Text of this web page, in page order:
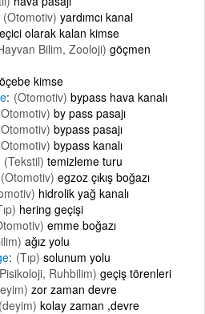
(Otomotiv) yardımcı kanal
olarak kalan kimse
Bilim, Zooloji) göçmen
kimse
(Otomotiv) bypass hava kanalı
by pass pasajı
bypass pasajı
bypass kanalı
(Tekstil) temizleme turu
(Otomotiv) egzoz çıkış boğazı
hidrolik yağ kanalı
hering geçişi
emme boğazı
ağız yolu
(Tıp) solunum yolu
Ruhbilim) geçiş törenleri
zor zaman devre
(deyim) kolay zaman ,devre